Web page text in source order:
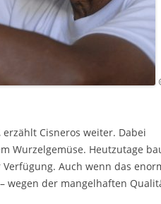
Cisneros weiter. Dabei
Wurzelgemüse. Heutzutage
Auch wenn das
wegen der mangelhaften